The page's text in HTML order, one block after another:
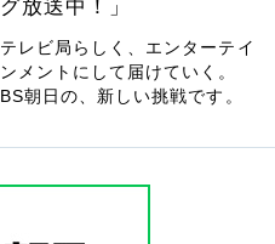
グ放送中！」
テレビ局らしく、エンターテイ
ンメントにして届けていく。
BS朝日の、新しい挑戦です。